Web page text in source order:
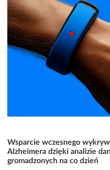
Wsparcie wczesnego
Alzheimera dzięki analizie
gromadzonych na co dzień